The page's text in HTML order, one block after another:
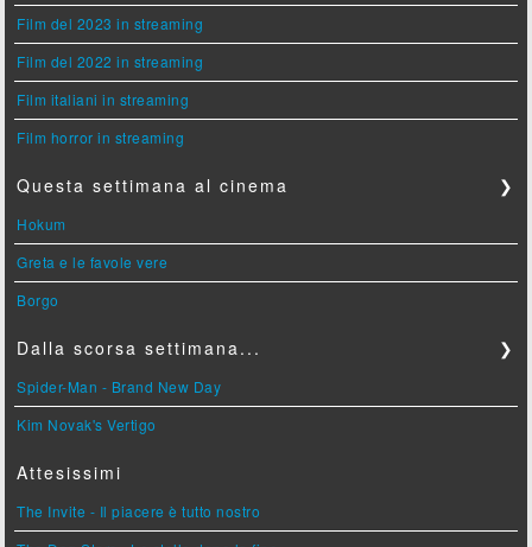
Film del 2023 in streaming
Film del 2022 in streaming
Film italiani in streaming
Film horror in streaming
Questa settimana al cinema ❯
Hokum
Greta e le favole vere
Borgo
Dalla scorsa settimana... ❯
Spider-Man - Brand New Day
Kim Novak's Vertigo
Attesissimi
The Invite - Il piacere è tutto nostro